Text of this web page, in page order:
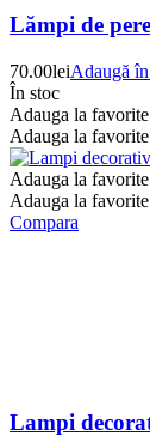
Lămpi de
70.00leiAdaugă
În stoc
Adauga la favorite
Adauga la favorite
Adauga la favorite
Adauga la favorite
Compara
Lampi